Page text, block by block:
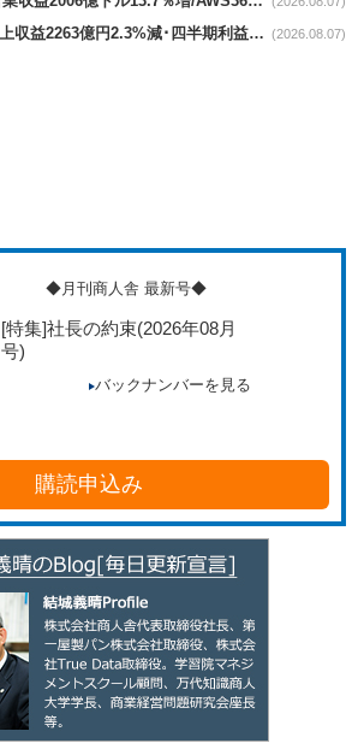
ニトリnews｜第1Q売上収益2263億円2.3%減･四半期利益1.4％減 (2026.08.07)
◆月刊商人舎 最新号◆
[特集]社長の約束(2026年08月
号)
バックナンバーを見る
購読申込み